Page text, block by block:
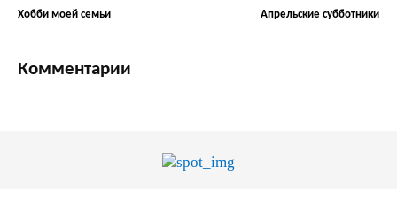
Хобби моей семьи Апрельские субботники
Комментарии